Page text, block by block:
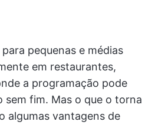
pequenas e médias
em restaurantes,
a programação pode
sem fim. Mas o que o torna
algumas vantagens de